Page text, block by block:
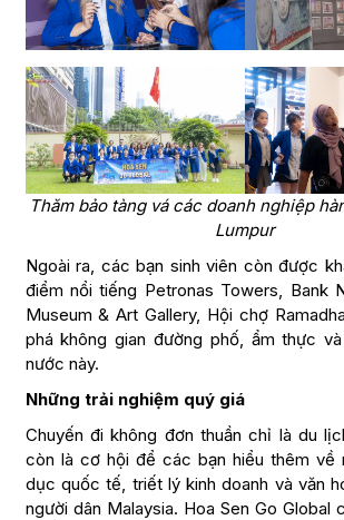
Thăm bảo tàng vá các doanh nghiệp
Lumpur
Ngoài ra, các bạn sinh viên còn được
điểm nổi tiếng Petronas Towers, Bank
Museum & Art Gallery, Hội chợ
phá không gian đường phố, ẩm thực
nước này.
Những trải nghiệm quý giá
Chuyến đi không đơn thuần chỉ là du
còn là cơ hội để các bạn hiểu thêm về
dục quốc tế, triết lý kinh doanh và văn
người dân Malaysia. Hoa Sen Go Global